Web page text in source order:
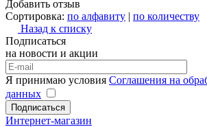
Добавить отзыв
Сортировка: по алфавиту | по количеству
Назад к списку
Подписаться
на новости и акции
Я принимаю условия Соглашения на
данных
Подписаться
Интернет-магазин